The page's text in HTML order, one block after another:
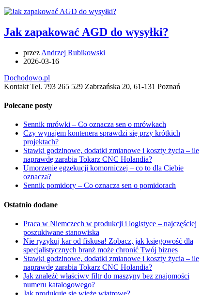
Jak zapakować AGD do wysyłki?
przez Andrzej Rubikowski
2026-03-16
Dochodowo.pl
Kontakt Tel. 793 265 529 Zabrzańska 20, 61-131 Poznań
Polecane posty
Sennik mrówki – Co oznacza sen o mrówkach
Czy wynajem kontenera sprawdzi się przy krótkich
projektach?
Stawki godzinowe, dodatki zmianowe i koszty życia – ile
naprawdę zarabia Tokarz CNC Holandia?
Umorzenie egzekucji komorniczej – co to dla Ciebie
oznacza?
Sennik pomidory – Co oznacza sen o pomidorach
Ostatnio dodane
Praca w Niemczech w produkcji i logistyce – najczęściej
poszukiwane stanowiska
Nie ryzykuj kar od fiskusa! Zobacz, jak księgowość dla
specjalistycznych branż może chronić Twój biznes
Stawki godzinowe, dodatki zmianowe i koszty życia – ile
naprawdę zarabia Tokarz CNC Holandia?
Jak znaleźć właściwy filtr do maszyny bez znajomości
numeru katalogowego?
Jak produkuje się wieże wiatrowe?